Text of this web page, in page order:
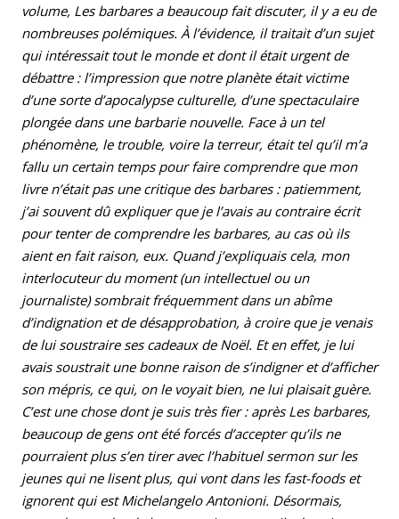
volume, Les barbares a beaucoup fait discuter, il y a eu de
nombreuses polémiques. À l’évidence, il traitait d’un sujet
qui intéressait tout le monde et dont il était urgent de
débattre : l’impression que notre planète était victime
d’une sorte d’apocalypse culturelle, d’une spectaculaire
plongée dans une barbarie nouvelle. Face à un tel
phénomène, le trouble, voire la terreur, était tel qu’il m’a
fallu un certain temps pour faire comprendre que mon
livre n’était pas une critique des barbares : patiemment,
j’ai souvent dû expliquer que je l’avais au contraire écrit
pour tenter de comprendre les barbares, au cas où ils
aient en fait raison, eux. Quand j’expliquais cela, mon
interlocuteur du moment (un intellectuel ou un
journaliste) sombrait fréquemment dans un abîme
d’indignation et de désapprobation, à croire que je venais
de lui soustraire ses cadeaux de Noël. Et en effet, je lui
avais soustrait une bonne raison de s’indigner et d’afficher
son mépris, ce qui, on le voyait bien, ne lui plaisait guère.
C’est une chose dont je suis très fier : après Les barbares,
beaucoup de gens ont été forcés d’accepter qu’ils ne
pourraient plus s’en tirer avec l’habituel sermon sur les
jeunes qui ne lisent plus, qui vont dans les fast-foods et
ignorent qui est Michelangelo Antonioni. Désormais,